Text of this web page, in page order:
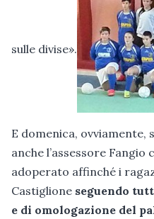
sulle divise».
E domenica, ovviamente,
anche l’assessore Fangio
adoperato affinché i
Castiglione seguendo
e di omologazione del